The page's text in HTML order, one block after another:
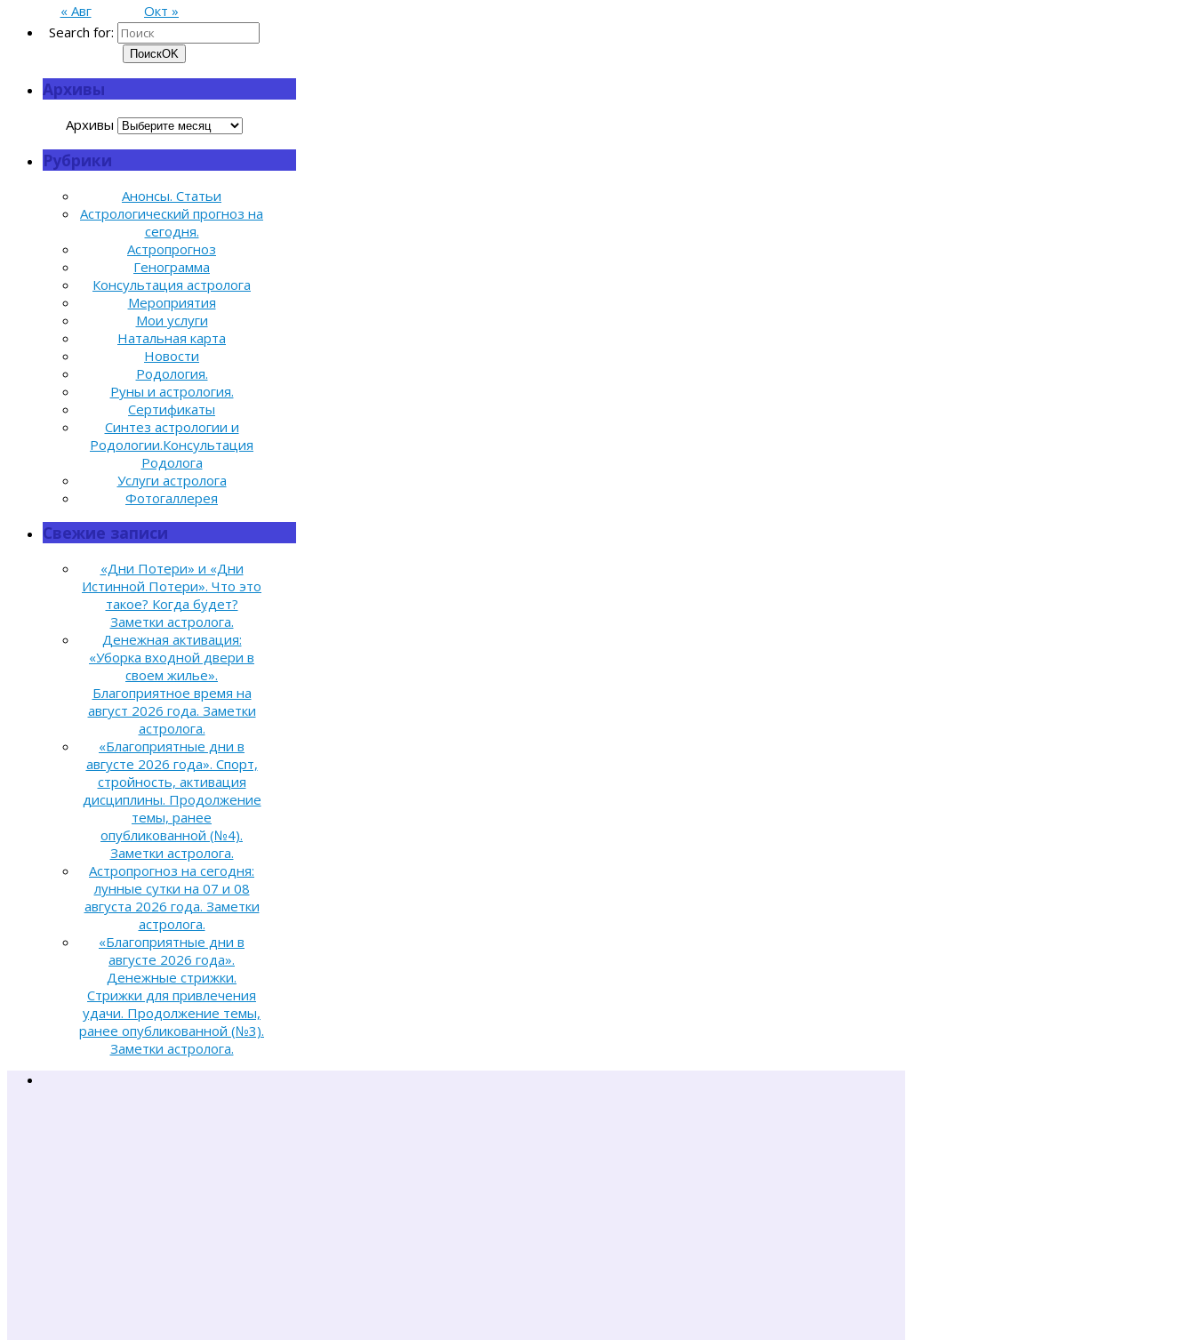
« Авг Окт »
Search for:
ПоискOK
Архивы
Архивы
Рубрики
Анонсы. Статьи
Астрологический прогноз на
сегодня.
Астропрогноз
Генограмма
Консультация астролога
Мероприятия
Мои услуги
Натальная карта
Новости
Родология.
Руны и астрология.
Сертификаты
Синтез астрологии и
Родологии.Консультация
Родолога
Услуги астролога
Фотогаллерея
Свежие записи
«Дни Потери» и «Дни
Истинной Потери». Что это
такое? Когда будет?
Заметки астролога.
Денежная активация:
«Уборка входной двери в
своем жилье».
Благоприятное время на
август 2026 года. Заметки
астролога.
«Благоприятные дни в
августе 2026 года». Спорт,
стройность, активация
дисциплины. Продолжение
темы, ранее
опубликованной (№4).
Заметки астролога.
Астропрогноз на сегодня:
лунные сутки на 07 и 08
августа 2026 года. Заметки
астролога.
«Благоприятные дни в
августе 2026 года».
Денежные стрижки.
Стрижки для привлечения
удачи. Продолжение темы,
ранее опубликованной (№3).
Заметки астролога.